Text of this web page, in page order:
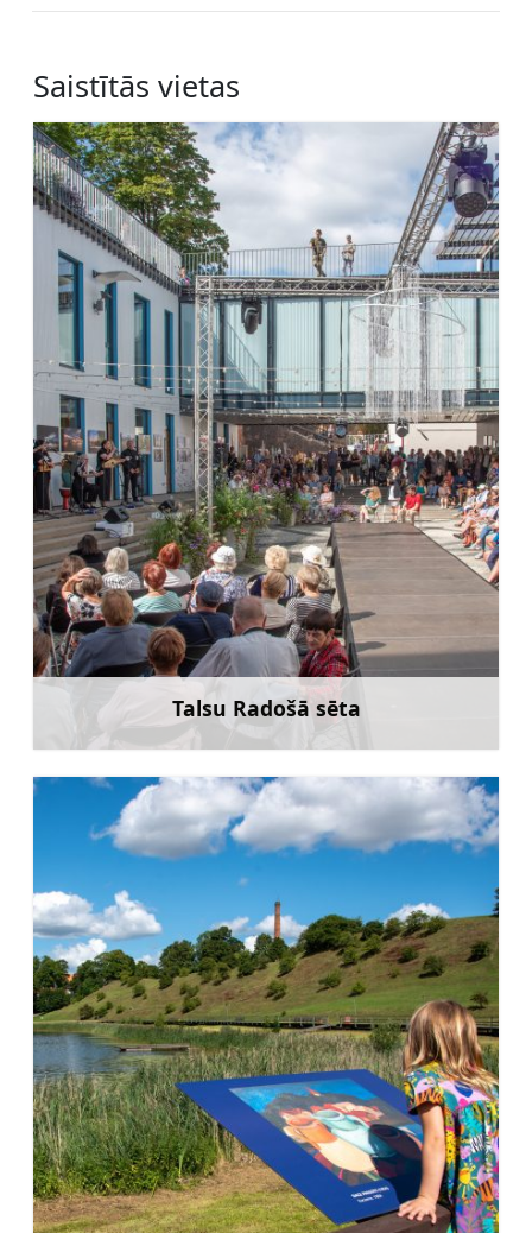
Saistītās vietas
Talsu Radošā sēta